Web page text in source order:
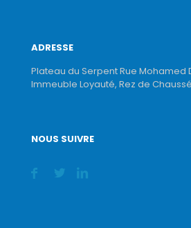
ADRESSE
Plateau du Serpent Rue Mohamed
Immeuble Loyauté, Rez de
NOUS SUIVRE